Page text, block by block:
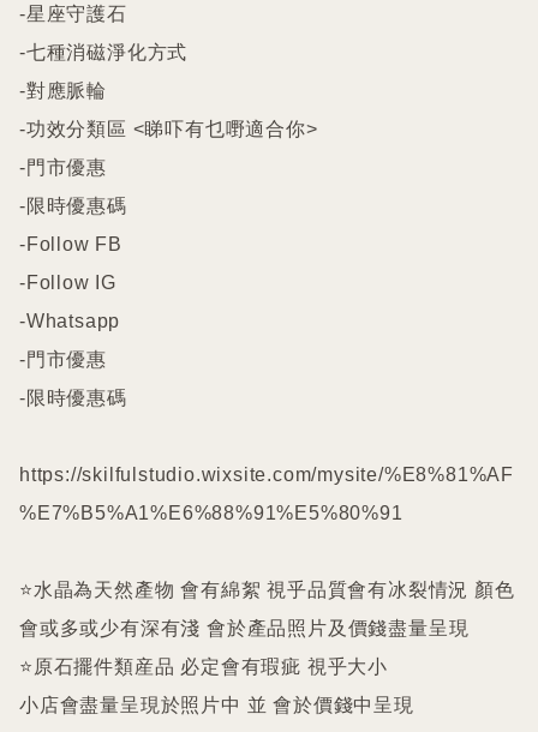
-星座守護石
-七種消磁淨化方式
-對應脈輪
-功效分類區 <睇吓有乜嘢適合你>
-門市優惠
-限時優惠碼
-Follow FB
-Follow IG
-Whatsapp
-門市優惠
-限時優惠碼
https://skilfulstudio.wixsite.com/mysite/%E8%81%AF
%E7%B5%A1%E6%88%91%E5%80%91
⭐️水晶為天然產物 會有綿絮 視乎品質會有冰裂情況 顏色
會或多或少有深有淺 會於產品照片及價錢盡量呈現
⭐️原石擺件類産品 必定會有瑕疵 視乎大小
小店會盡量呈現於照片中 並 會於價錢中呈現